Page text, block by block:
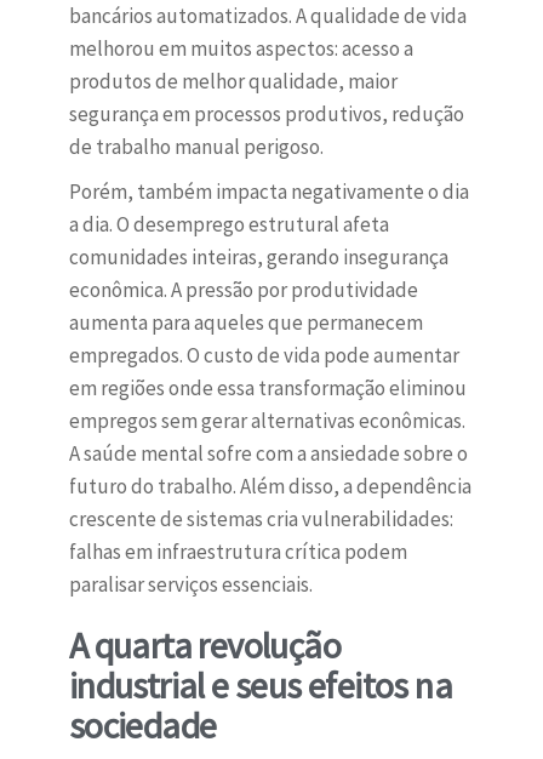
bancários automatizados. A qualidade de vida
melhorou em muitos aspectos: acesso a
produtos de melhor qualidade, maior
segurança em processos produtivos, redução
de trabalho manual perigoso.
Porém, também impacta negativamente o dia
a dia. O desemprego estrutural afeta
comunidades inteiras, gerando insegurança
econômica. A pressão por produtividade
aumenta para aqueles que permanecem
empregados. O custo de vida pode aumentar
em regiões onde essa transformação eliminou
empregos sem gerar alternativas econômicas.
A saúde mental sofre com a ansiedade sobre o
futuro do trabalho. Além disso, a dependência
crescente de sistemas cria vulnerabilidades:
falhas em infraestrutura crítica podem
paralisar serviços essenciais.
A quarta revolução
industrial e seus efeitos na
sociedade